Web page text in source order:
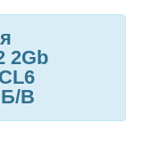
2Gb
Б/В